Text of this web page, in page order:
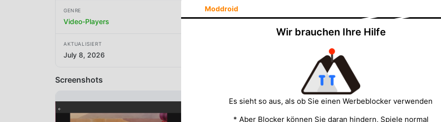
GENRE
Video-Players goyourfly
AKTUALISIERT
July 8, 2026
Screenshots
Moddroid
Wir brauchen Ihre Hilfe
Es sieht so aus, als ob Sie einen Werbeblocker verwenden
* Aber Blocker können Sie daran hindern, Spiele normal